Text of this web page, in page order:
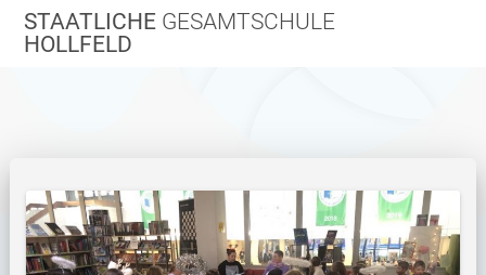
Zum
Inhalt
STAATLICHE GESAMTSCHULE
HOLLFELD